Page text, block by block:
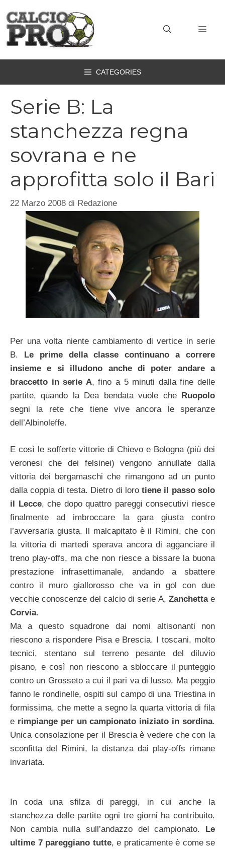
contenuto
CATEGORIES
Serie B: La
stanchezza regna
sovrana e ne
approfitta solo il Bari
22 Marzo 2008 di Redazione
Per una volta niente cambiamento di vertice in serie
B. Le prime della classe continuano a correre
insieme e si illudono anche di poter andare a
braccetto in serie A, fino a 5 minuti dalla fine delle
partite, quando la Dea bendata vuole che Ruopolo
segni la rete che tiene vive ancora le speranze
dell’Albinoleffe.
E così le sofferte vittorie di Chievo e Bologna (più dei
veronesi che dei felsinei) vengono annullate dalla
vittoria dei bergamaschi che rimangono ad un punto
dalla coppia di testa. Dietro di lorotiene il passo solo
il Lecce, che dopo quattro pareggi consecutivi riesce
finalmente ad imbroccare la gara giusta contro
l’avversaria giusta. Il malcapitato è il Rimini, che con
la vittoria di martedì sperava ancora di agganciare il
treno play-offs, ma che non riesce a bissare la buona
prestazione infrasettimanale, andando a sbattere
contro il muro giallorosso che va in gol con due
vecchie conoscenze del calcio di serie A, Zanchetta e
Corvia.
Ma a questo squadrone dai nomi altisonanti non
riescono a rispondere Pisa e Brescia. I toscani, molto
tecnici, stentano sul terreno pesante del diluvio
pisano, e così non riescono a sbloccare il punteggio
contro un Grosseto a cui il pari va di lusso. Ma peggio
fanno le rondinelle, ospiti sul campo di una Triestina in
formissima, che mette a segno la quarta vittoria di fila
e rimpiange per un campionato iniziato in sordina.
Unica consolazione per il Brescia è vedere che con la
sconfitta del Rimini, la distanza dai play-offs rimane
invariata.
In coda una sfilza di pareggi, in cui anche la
stanchezza delle partite ogni tre giorni ha contribuito.
Non cambia nulla sull’andazzo del campionato. Le
ultime 7 pareggiano tutte, e praticamente è come se